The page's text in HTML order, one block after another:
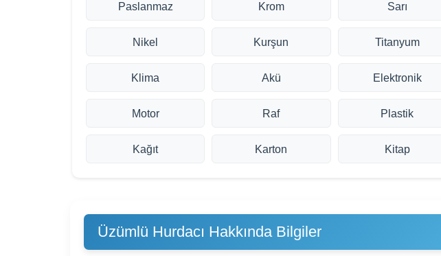
Paslanmaz Krom Sarı
Nikel Kurşun Titanyum
Klima Akü Elektronik
Motor Raf Plastik
Kağıt Karton Kitap
Üzümlü Hurdacı Hakkında Bilgiler